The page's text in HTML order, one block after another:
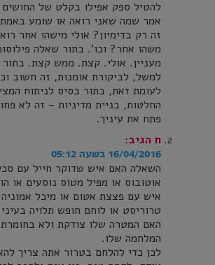
להטיל ספק אפילו בקלט של
אמר שמה שאני רואה או שומע באמת
זה רק בדימיון? אולי מישהו אחר
משהו אחר? וכו'. בתור שאלה
מעניין. אולי. קצת. ממש קצת. בתור
למשל, לביקורת אומנות, זה חשוב
לעומת זאת, בתור בסיס לניתוח
החלטות, בניית מדיניות – זה לא
פתח את עיניך.
ח הגיב:
16/04/2016 בשעה 05:12
השאלה האם איש שדוקר חייל עם
אוטובוס או מפיל מטוס נוסעים או
איש עם פצצת אטום או מיכל
טרוריסט או לוחם חופש תלויה
האם המטרה שלו צודקת ולא
המלחמה שלו.
לכן כדי להלחם בטרור אתה צריך